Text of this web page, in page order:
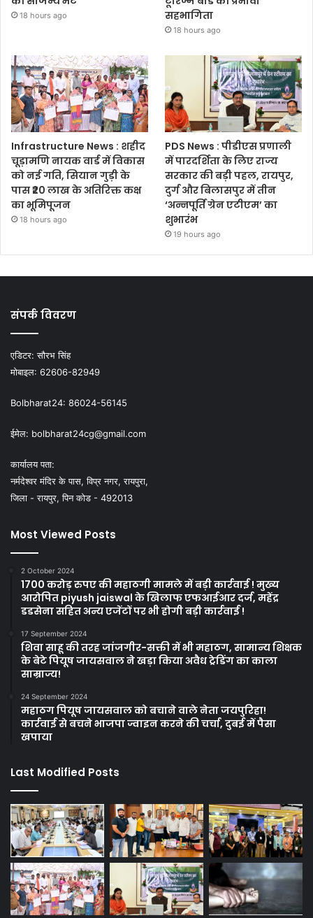
18 hours ago
सहभागिता
18 hours ago
Infrastructure News : शहीद
चूड़ामणि नायक वार्ड में विकास
को नई गति, सियान गुड़ी के
पास ₹20 लाख के अतिरिक्त कक्ष
का भूमिपूजन
18 hours ago
PDS News : पीडीएस प्रणाली
में पारदर्शिता के लिए राज्य
सरकार की बड़ी पहल, रायपुर,
दुर्ग और बिलासपुर में तीन
‘अन्नपूर्ति ग्रेन एटीएम’ का
शुभारंभ
19 hours ago
संपर्क विवरण
एडिटर:सौरभ सिंह
मोबाइल: 62606-82949
Bolbharat24: 86024-56145
ईमेल: bolbharat24cg@gmail.com
कार्यालय पता:
नर्मदेश्वर मंदिर के पास, विप्र नगर, रायपुरा,
जिला - रायपुर, पिन कोड - 492013
Most Viewed Posts
2 October 2024
1700 करोड़ रुपए की महाठगी मामले में बड़ी कार्रवाई ! मुख्य
आरोपित piyush jaiswal के खिलाफ एफआईआर दर्ज, महेंद्र
डडसेना सहित अन्य एजेंटों पर भी होगी बड़ी कार्रवाई !
17 September 2024
शिवा साहू की तरह जांजगीर-सक्ती में भी महाठग, सामान्य शिक्षक
के बेटे पियूष जायसवाल ने खड़ा किया अवैध ट्रेडिंग का काला
साम्राज्य!
24 September 2024
महाठग पियूष जायसवाल को बचाने वाले नेता जयपुरिहा!
कार्रवाई से बचने भाजपा ज्वाइन करने की चर्चा, दुबई में पैसा
खपाया
Last Modified Posts